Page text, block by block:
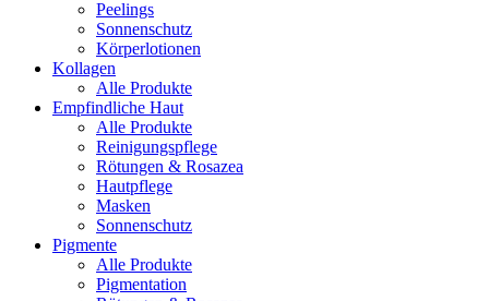
Peelings
Sonnenschutz
Körperlotionen
Kollagen
Alle Produkte
Empfindliche Haut
Alle Produkte
Reinigungspflege
Rötungen & Rosazea
Hautpflege
Masken
Sonnenschutz
Pigmente
Alle Produkte
Pigmentation